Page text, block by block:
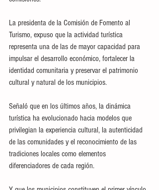
La presidenta de la Comisión de Fomento al
Turismo, expuso que la actividad turística
representa una de las de mayor capacidad para
impulsar el desarrollo económico, fortalecer la
identidad comunitaria y preservar el patrimonio
cultural y natural de los municipios.
Señaló que en los últimos años, la dinámica
turística ha evolucionado hacia modelos que
privilegian la experiencia cultural, la autenticidad
de las comunidades y el reconocimiento de las
tradiciones locales como elementos
diferenciadores de cada región.